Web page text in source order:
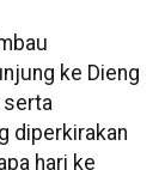
ke Dieng
serta
diperkirakan
hari ke